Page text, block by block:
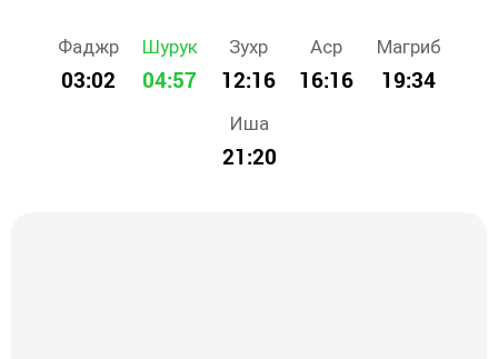
Фаджр
03:02
Шурук
04:57
Зухр
12:16
Аср
16:16
Магриб
19:34
Иша
21:20